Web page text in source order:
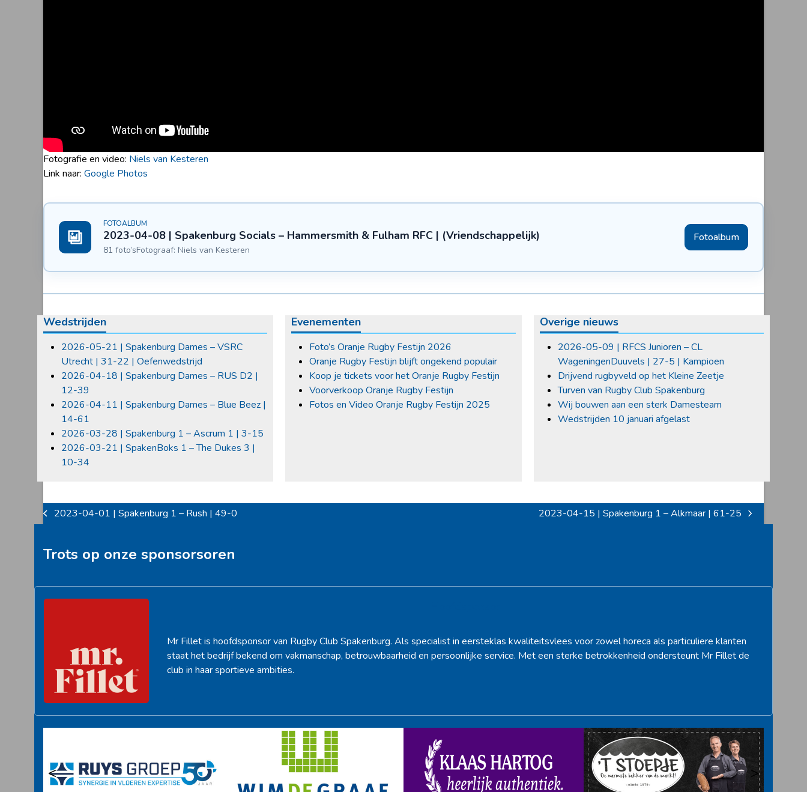
Fotografie en video: Niels van Kesteren
Link naar: Google Photos
FOTOALBUM
2023-04-08 | Spakenburg Socials – Hammersmith & Fulham RFC | (Vriendschappelijk)
81 foto’sFotograaf: Niels van Kesteren
Fotoalbum
Wedstrijden
2026-05-21 | Spakenburg Dames – VSRC
Utrecht | 31-22 | Oefenwedstrijd
2026-04-18 | Spakenburg Dames – RUS D2 |
12-39
2026-04-11 | Spakenburg Dames – Blue Beez |
14-61
2026-03-28 | Spakenburg 1 – Ascrum 1 | 3-15
2026-03-21 | SpakenBoks 1 – The Dukes 3 |
10-34
Evenementen
Foto’s Oranje Rugby Festijn 2026
Oranje Rugby Festijn blijft ongekend populair
Koop je tickets voor het Oranje Rugby Festijn
Voorverkoop Oranje Rugby Festijn
Fotos en Video Oranje Rugby Festijn 2025
Overige nieuws
2026-05-09 | RFCS Junioren – CL
WageningenDuuvels | 27-5 | Kampioen
Drijvend rugbyveld op het Kleine Zeetje
Turven van Rugby Club Spakenburg
Wij bouwen aan een sterk Damesteam
Wedstrijden 10 januari afgelast
previous
2023-04-01 | Spakenburg 1 – Rush | 49-0
next
2023-04-15 | Spakenburg 1 – Alkmaar | 61-25
Trots op onze sponsorsoren
Mr Fillet is hoofdsponsor van Rugby Club Spakenburg. Als specialist in eersteklas kwaliteitsvlees voor zowel horeca als particuliere klanten
staat het bedrijf bekend om vakmanschap, betrouwbaarheid en persoonlijke service. Met een sterke betrokkenheid ondersteunt Mr Fillet de
club in haar sportieve ambities.
< >